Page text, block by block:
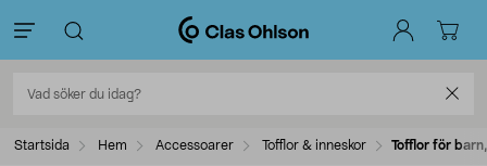
Startsida Hem Accessoarer Tofflor & inneskor Tofflor för